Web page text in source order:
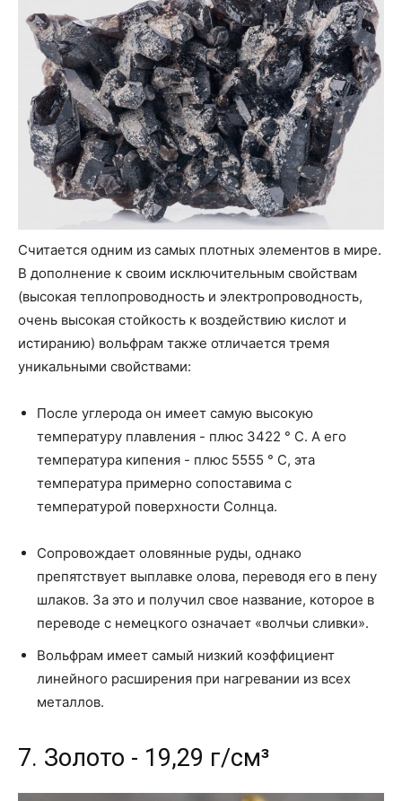
Считается одним из самых плотных элементов в мире.
В дополнение к своим исключительным свойствам
(высокая теплопроводность и электропроводность,
очень высокая стойкость к воздействию кислот и
истиранию) вольфрам также отличается тремя
уникальными свойствами:
После углерода он имеет самую высокую
температуру плавления - плюс 3422 ° C. А его
температура кипения - плюс 5555 ° C, эта
температура примерно сопоставима с
температурой поверхности Солнца.
Сопровождает оловянные руды, однако
препятствует выплавке олова, переводя его в пену
шлаков. За это и получил свое название, которое в
переводе с немецкого означает «волчьи сливки».
Вольфрам имеет самый низкий коэффициент
линейного расширения при нагревании из всех
металлов.
7. Золото - 19,29 г/см³